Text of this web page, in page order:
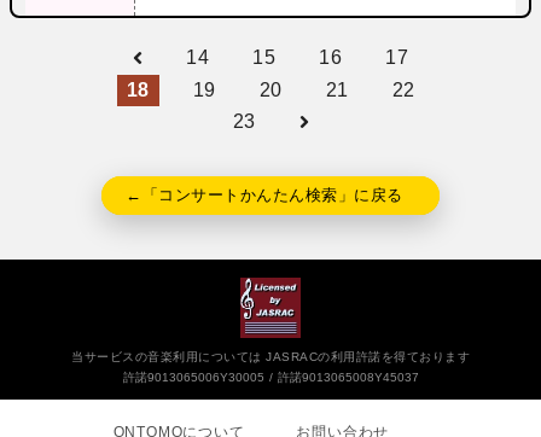
14 15 16
17
18
19 20 21
22
23
←「コンサートかんたん検索」に戻る
当サービスの音楽利用については JASRACの利用許諾を得ております
許諾9013065006Y30005
許諾9013065008Y45037
ONTOMOについて お問い合わせ